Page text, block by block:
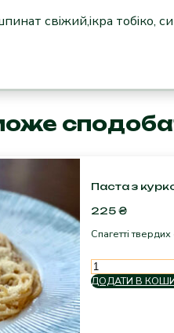
свіжий,ікра тобіко,
Паста з
225₴
Спагетті
Паста
з
куркою
ДОДАТИ В